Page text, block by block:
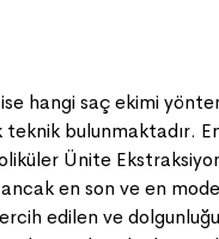
hangi saç ekimi
bulunmaktadır.
Ünite
en son ve en
edilen ve